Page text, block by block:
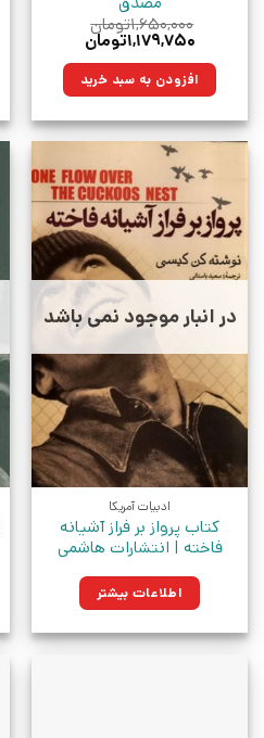
۱,۶۵۰,۰۰۰تومان
قیمت
۱,۶۵۰,۰۰۰تومان
بود.
۱,۱۷۹,۷۵۰تومان
۱,۱۷۹,۷۵۰تومان.افزودن به سبد خرید
در انبار موجود نمی باشد
ادبیات آمریکا
کتاب پرواز بر فراز آشیانه
فاخته | انتشارات هاشمی
اطلاعات بیشتر